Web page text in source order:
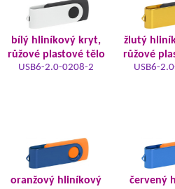
bílý hliníkový kryt,
růžové plastové tělo
USB6-2.0-0208-2
žlutý
růžové
USB6-
oranžový hliníkový
červený